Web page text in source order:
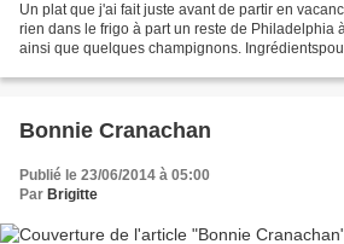
Un plat que j'ai fait juste avant de partir en
rien dans le frigo à part un reste de Philadelphia
ainsi que quelques champignons.
Bonnie Cranachan
Publié le 23/06/2014 à 05:00
Par Brigitte